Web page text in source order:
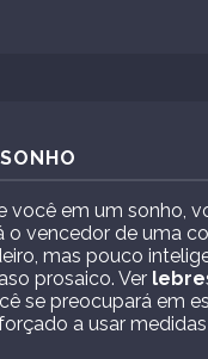
você em um sonho,
o vencedor de uma
mas pouco
prosaico. Ver lebre
se preocupará em
forçado a usar